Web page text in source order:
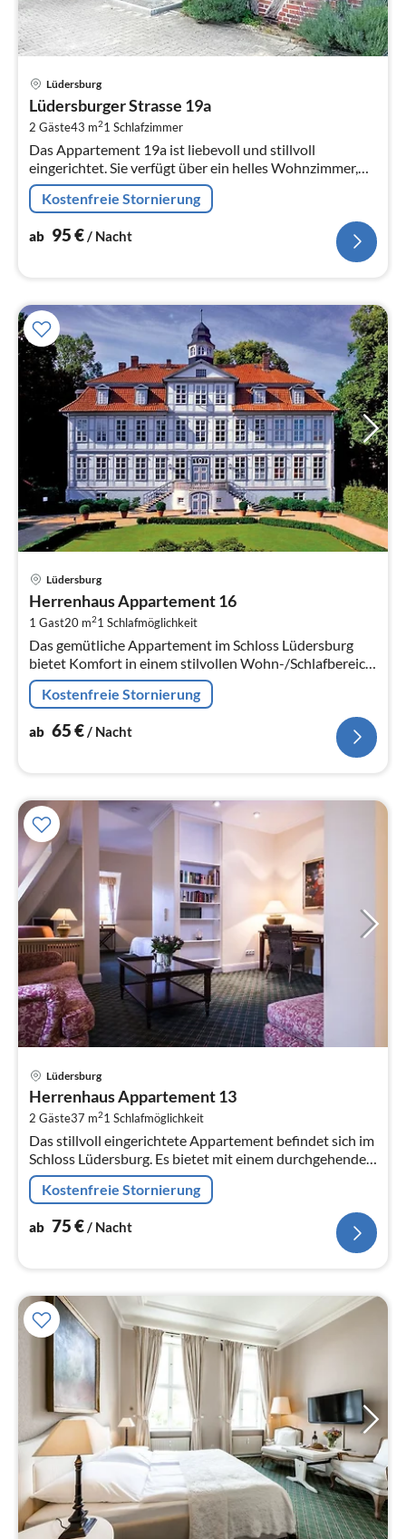
Lüdersburg
Lüdersburger Strasse 19a
2 Gäste43 m21 Schlafzimmer
Das Appartement 19a ist liebevoll und stillvoll
eingerichtet. Sie verfügt über ein helles Wohnzimmer,
ein Schlafzimmer sowie eine Einbauküche mit
Essbereich.
Kostenfreie Stornierung
ab 95€/ Nacht
Lüdersburg
Herrenhaus Appartement 16
1 Gast20 m21 Schlafmöglichkeit
Das gemütliche Appartement im Schloss Lüdersburg
bietet Komfort in einem stilvollen Wohn-/Schlafbereich.
Ein Einzelbett sorgt für erholsamen Schlaf.
Kostenfreie Stornierung
ab 65€/ Nacht
Lüdersburg
Herrenhaus Appartement 13
2 Gäste37 m21 Schlafmöglichkeit
Das stillvoll eingerichtete Appartement befindet sich im
Schloss Lüdersburg. Es bietet mit einem durchgehenden
Gemeinschaftsbereich aus Wohn-/Schlafbereich sowie
Couchecke Platz fü...
Kostenfreie Stornierung
ab 75€/ Nacht